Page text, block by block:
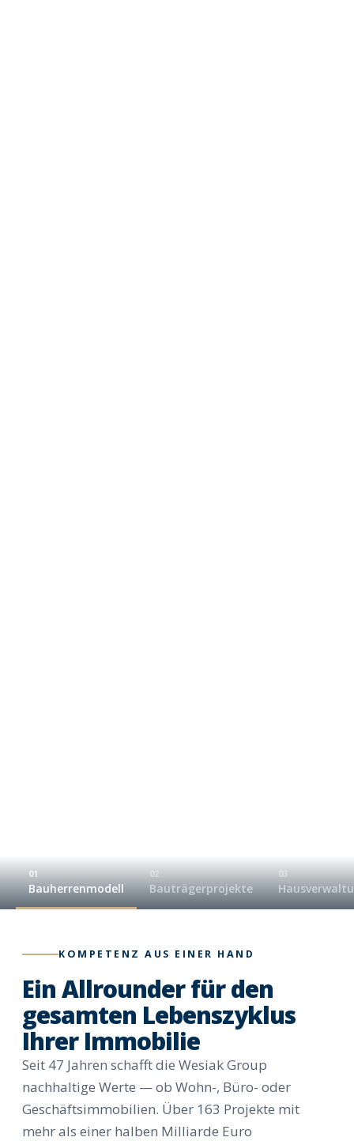
01
Bauherrenmodell
02
Bauträgerprojekte
03
KOMPETENZ AUS EINER HAND
Ein Allrounder für den
gesamten Lebenszyklus
Ihrer Immobilie
Seit 47 Jahren schafft die Wesiak Group
nachhaltige Werte — ob Wohn-, Büro- oder
Geschäftsimmobilien. Über 163 Projekte mit
mehr als einer halben Milliarde Euro